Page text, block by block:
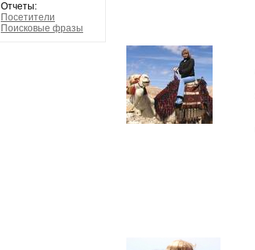
Отчеты:
Посетители
Поисковые фразы